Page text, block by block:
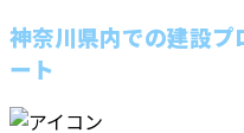
神奈川県内での建設
ート